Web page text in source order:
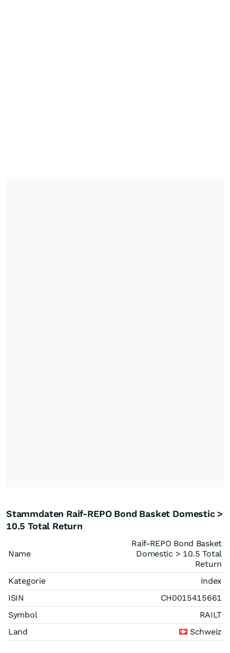
Stammdaten Raif-REPO Bond Basket Domestic >
10.5 Total Return
Name
Raif-REPO Bond Basket
Domestic > 10.5 Total
Return
Kategorie
Index
ISIN
CH0015415661
Symbol
RAILT
Land
Schweiz